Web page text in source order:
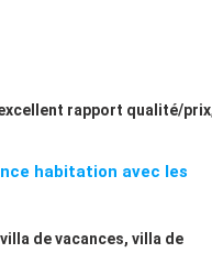
rapport qualité/prix,
habitation avec les
villa de vacances, villa de